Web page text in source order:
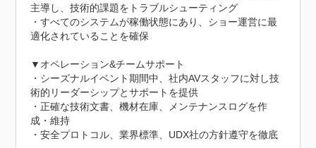
主導し、技術的課題をトラブルシューティング
・すべてのシステムが稼働状態にあり、ショー運営に最
適化されていることを確保
▼オペレーション&チームサポート
・シーズナルイベント期間中、社内AVスタッフに対し技
術的リーダーシップとサポートを提供
・正確な技術文書、機材在庫、メンテナンスログを作
成・維持
・安全プロトコル、業界標準、UDX社の方針遵守を徹底